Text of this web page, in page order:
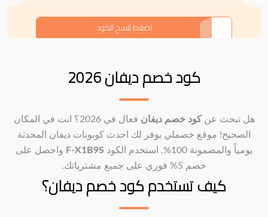
F-X1B9S
اضغط لنسخ الكود
كود خصم ديفان 2026
هل تبحث عنكود خصم ديفان
فعال في 2026؟ انت في المكان
الصحيح! موقع خصملي يوفر لك احدث كوبونات ديفان المحدثة
يومياً والمضمونة 100%. استخدم الكود
F-X1B9S واحصل على
خصم 5% فوري على جميع مشترياتك.
كيف تستخدم كود خصم ديفان؟